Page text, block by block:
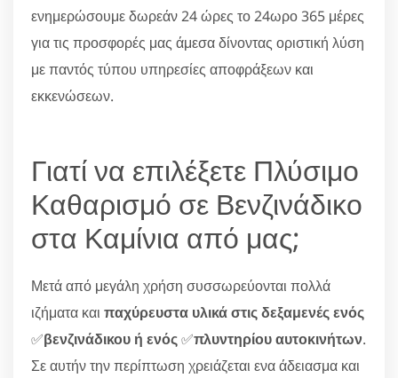
ενημερώσουμε δωρεάν 24 ώρες το 24ωρο 365 μέρες
για τις προσφορές μας άμεσα δίνοντας οριστική λύση
με παντός τύπου υπηρεσίες αποφράξεων και
εκκενώσεων.
Γιατί να επιλέξετε Πλύσιμο
Καθαρισμό σε Βενζινάδικο
στα Καμίνια από μας;
Μετά από μεγάλη χρήση συσσωρεύονται πολλά
ιζήματα και παχύρευστα υλικά στις δεξαμενές ενός
✅βενζινάδικου ή ενός✅πλυντηρίου αυτοκινήτων.
Σε αυτήν την περίπτωση χρειάζεται ενα άδειασμα και